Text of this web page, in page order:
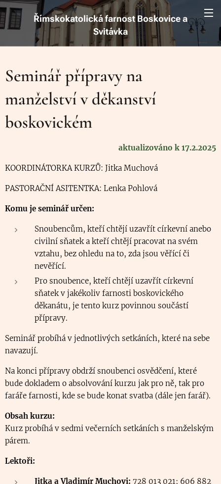
Římskokatolická farnost Boskovice a
Svitávka
Seminář přípravy na
manželství v děkanství
boskovickém
aktualizováno k 17.2.2025
KOORDINÁTORKA KURZŮ: Jitka Muchová
PASTORAČNÍ ASITENTKA: Lenka Pohlová
Komu je seminář určen:
Snoubencům, kteří chtějí uzavřít církevní anebo
civilní sňatek a kteří chtějí pracovat na svém
vztahu, bez ohledu na to, zda jsou věřící či
nevěřící.
Pro snoubence, kteří chtějí uzavřít církevní
sňatek v jakékoliv farnosti boskovického
děkanátu, je tento kurz povinnou součástí
přípravy.
Seminář probíhá v jednotlivých setkáních, které na sebe
navazují.
Na konci přípravy obdrží snoubenci osvědčení, které
bude dokladem o absolvování kurzu jak pro ně, tak pro
faráře farnosti, kde se bude konat svatba (dále jen farář).
Obsah kurzu:
Kurz probíhá v sedmi večerních setkáních s manželským
párem.
Lektoři:
Jitka a Vladimír Muchovi: 728 013 021; 606 882